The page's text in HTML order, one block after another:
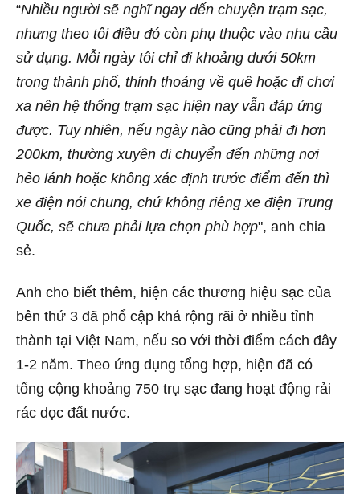
“Nhiều người sẽ nghĩ ngay đến chuyện trạm sạc,
nhưng theo tôi điều đó còn phụ thuộc vào nhu cầu
sử dụng. Mỗi ngày tôi chỉ đi khoảng dưới 50km
trong thành phố, thỉnh thoảng về quê hoặc đi chơi
xa nên hệ thống trạm sạc hiện nay vẫn đáp ứng
được. Tuy nhiên, nếu ngày nào cũng phải đi hơn
200km, thường xuyên di chuyển đến những nơi
hẻo lánh hoặc không xác định trước điểm đến thì
xe điện nói chung, chứ không riêng xe điện Trung
Quốc, sẽ chưa phải lựa chọn phù hợp", anh chia
sẻ.
Anh cho biết thêm, hiện các thương hiệu sạc của
bên thứ 3 đã phổ cập khá rộng rãi ở nhiều tỉnh
thành tại Việt Nam, nếu so với thời điểm cách đây
1-2 năm. Theo ứng dụng tổng hợp, hiện đã có
tổng cộng khoảng 750 trụ sạc đang hoạt động rải
rác dọc đất nước.